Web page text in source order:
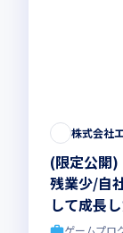
株式会社
(限定公開
残業少/自
して成長
ゲームプロ